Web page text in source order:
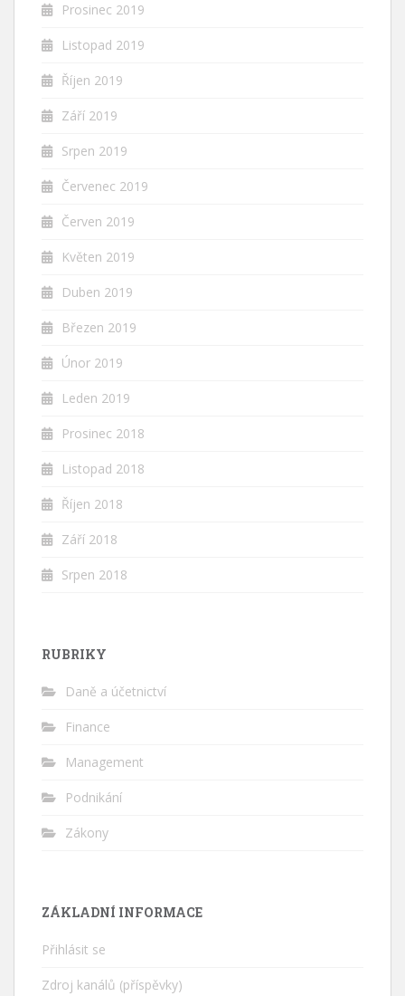
Prosinec 2019
Listopad 2019
Říjen 2019
Září 2019
Srpen 2019
Červenec 2019
Červen 2019
Květen 2019
Duben 2019
Březen 2019
Únor 2019
Leden 2019
Prosinec 2018
Listopad 2018
Říjen 2018
Září 2018
Srpen 2018
RUBRIKY
Daně a účetnictví
Finance
Management
Podnikání
Zákony
ZÁKLADNÍ INFORMACE
Přihlásit se
Zdroj kanálů (příspěvky)